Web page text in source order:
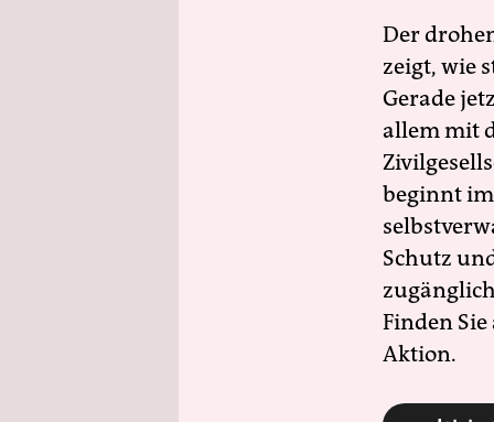
Der
zeigt, wie
Gerade
allem mit
beginnt
Schutz
Finden
Aktion.